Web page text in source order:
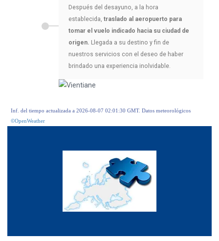
Después del desayuno, a la hora
establecida, traslado al aeropuerto para
tomar el vuelo indicado hacia su ciudad de
origen. Llegada a su destino y fin de
nuestros servicios con el deseo de haber
brindado una experiencia inolvidable.
Inf. del tiempo actualizada a 2026-08-07 02:01:30 GMT. Datos meteorológicos
©OpenWeather